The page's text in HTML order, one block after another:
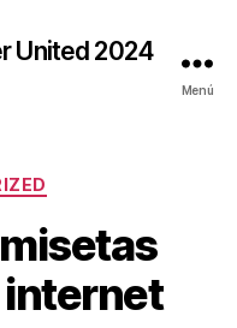
United 2024
Menú
internet